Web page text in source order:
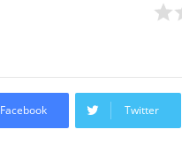
Facebook Twitter